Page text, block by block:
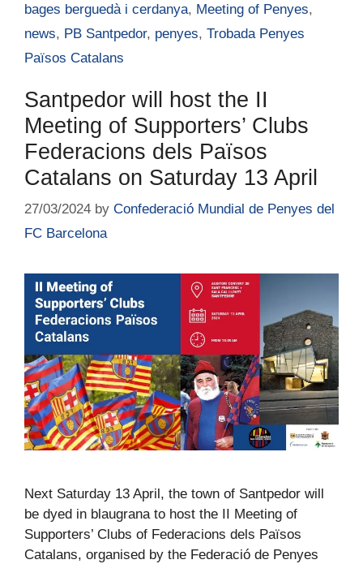
bages berguedà i cerdanya, Meeting of Penyes,
news, PB Santpedor, penyes, Trobada Penyes
Països Catalans
Santpedor will host the II
Meeting of Supporters’ Clubs
Federacions dels Països
Catalans on Saturday 13 April
27/03/2024 by Confederació Mundial de Penyes del
FC Barcelona
Next Saturday 13 April, the town of Santpedor will
be dyed in blaugrana to host the II Meeting of
Supporters’ Clubs of Federacions dels Països
Catalans, organised by the Federació de Penyes